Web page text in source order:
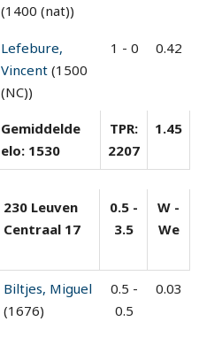
(1400 (nat))
Lefebure,
Vincent (1500
(NC))
1 - 0 0.42
Gemiddelde
elo: 1530
TPR:
2207
1.45
230 Leuven
Centraal 17
0.5 -
3.5
W -
We
Biltjes, Miguel
(1676)
0.5 -
0.5
0.03